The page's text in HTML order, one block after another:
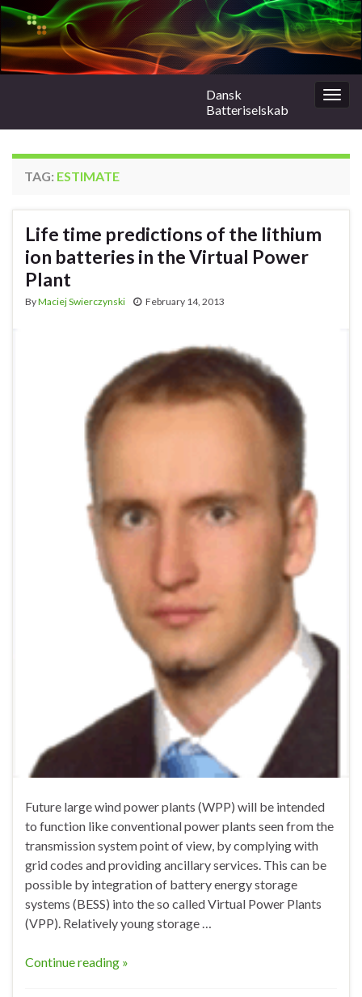
Dansk
Batteriselskab
TAG: ESTIMATE
Life time predictions of the lithium
ion batteries in the Virtual Power
Plant
ByMaciej Swierczynski February 14, 2013
Future large wind power plants (WPP) will be intended
to function like conventional power plants seen from the
transmission system point of view, by complying with
grid codes and providing ancillary services. This can be
possible by integration of battery energy storage
systems (BESS) into the so called Virtual Power Plants
(VPP). Relatively young storage …
Continue reading »